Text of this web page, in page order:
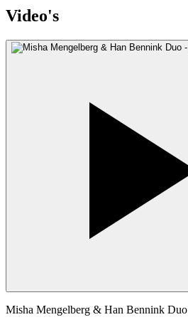
Video's
Misha Mengelberg & Han Bennink